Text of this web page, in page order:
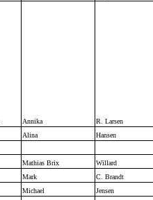
Annika
R. Larsen
Alina Hansen
Mathias Brix
Willard
Mark
C. Brandt
Michael Jensen